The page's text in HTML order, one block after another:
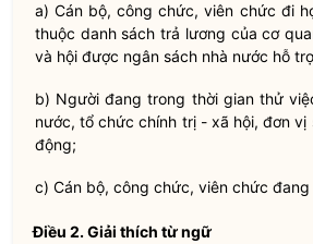
a) Cán bộ, công chức, viên chức đi
thuộc danh sách trả lương của cơ
và hội được ngân sách nhà nước hỗ
b) Người đang trong thời gian thử
nước, tổ chứcchính trị- xã hội, đơn vị
động;
c) Cán bộ, công chức, viên chức
Điều 2. Giải thích từ ngữ